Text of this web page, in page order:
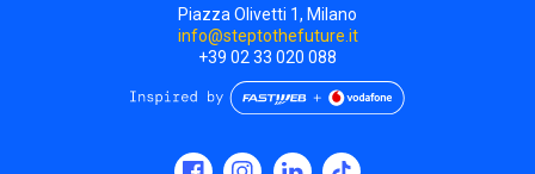
Piazza Olivetti 1, Milano
info@steptothefuture.it
+39 02 33 020 088